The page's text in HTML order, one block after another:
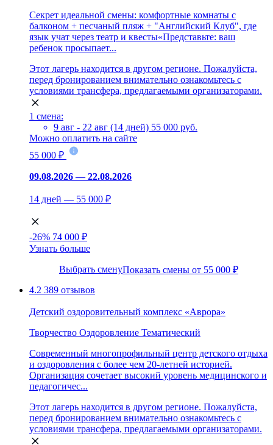
Секрет идеальной смены: комфортные комнаты с
балконом + песчаный пляж + "Английский Клуб", где
язык учат через театр и квесты«Представьте: ваш
ребенок просыпает...
Этот лагерь находится в другом регионе. Пожалуйста,
перед бронированием внимательно ознакомьтесь с
условиями трансфера, предлагаемыми организаторами.
1 смена:
9 авг - 22 авг (14 дней) 55 000 руб.
Можно оплатить на сайте
55 000 ₽
09.08.2026 — 22.08.2026
14 дней — 55 000 ₽
-26% 74 000 ₽
Узнать больше
Выбрать сменуПоказать смены от 55 000 ₽
4.2 389 отзывов
Детский оздоровительный комплекс «Аврора»
Творчество Оздоровление Тематический
Современный многопрофильный центр детского отдыха
и оздоровления с более чем 20-летней историей.
Организация сочетает высокий уровень медицинского и
педагогичес...
Этот лагерь находится в другом регионе. Пожалуйста,
перед бронированием внимательно ознакомьтесь с
условиями трансфера, предлагаемыми организаторами.